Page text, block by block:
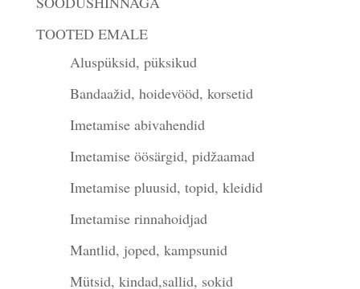
TOOTED EMALE
Aluspüksid, püksikud
Bandaažid, hoidevööd, korsetid
Imetamise abivahendid
Imetamise öösärgid, pidžaamad
Imetamise pluusid, topid, kleidid
Imetamise rinnahoidjad
Mantlid, joped, kampsunid
Mütsid, kindad,sallid, sokid